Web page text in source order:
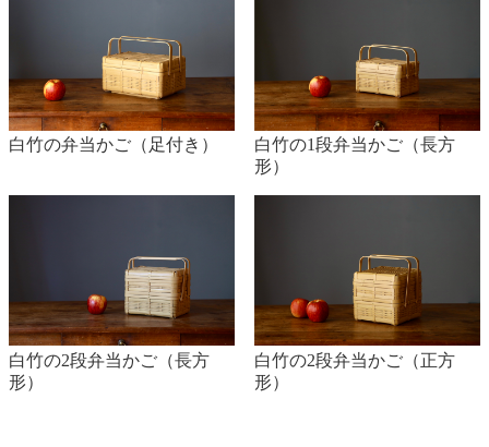
白竹の弁当かご（足付き）
白竹の1段弁当かご（長方
形）
白竹の2段弁当かご（長方
形）
白竹の2段弁当かご（正方
形）